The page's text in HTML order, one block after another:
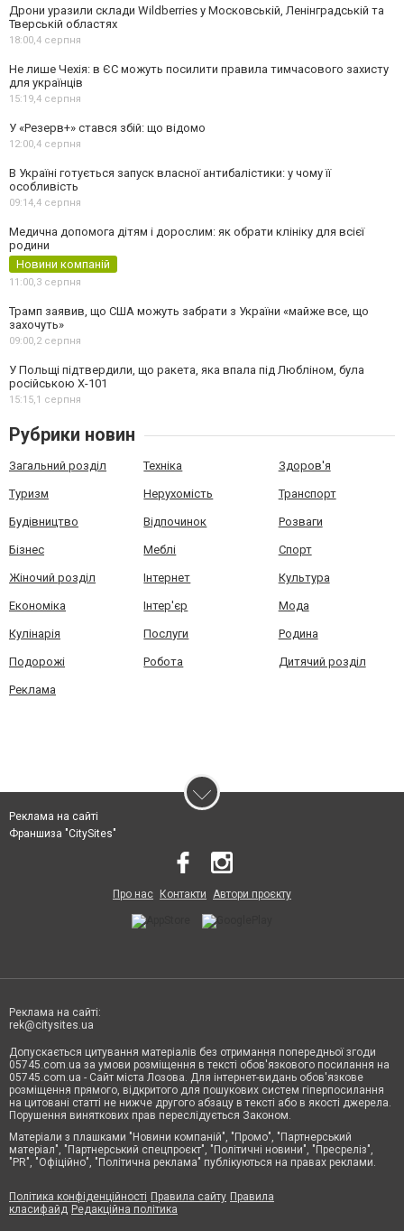
Дрони уразили склади Wildberries у Московській, Ленінградській та
Тверській областях
18:00, 4 серпня
Не лише Чехія: в ЄС можуть посилити правила тимчасового захисту
для українців
15:19, 4 серпня
У «Резерв+» стався збій: що відомо
12:00, 4 серпня
В Україні готується запуск власної антибалістики: у чому її
особливість
09:14, 4 серпня
Медична допомога дітям і дорослим: як обрати клініку для всієї
родини
Новини компаній
11:00, 3 серпня
Трамп заявив, що США можуть забрати з України «майже все, що
захочуть»
09:00, 2 серпня
У Польщі підтвердили, що ракета, яка впала під Любліном, була
російською Х-101
15:15, 1 серпня
Рубрики новин
Загальний розділ Техніка Здоров'я
Туризм Нерухомість Транспорт
Будівництво Відпочинок Розваги
Бізнес Меблі Спорт
Жіночий розділ Інтернет Культура
Економіка Інтер'єр Мода
Кулінарія Послуги Родина
Подорожі Робота Дитячий розділ
Реклама
Реклама на сайті
Франшиза "CitySites"
Про нас Контакти Автори проєкту
Реклама на сайті:
rek@citysites.ua
Допускається цитування матеріалів без отримання попередньої згоди
05745.com.ua за умови розміщення в тексті обов'язкового посилання на
05745.com.ua - Сайт міста Лозова. Для інтернет-видань обов'язкове
розміщення прямого, відкритого для пошукових систем гіперпосилання
на цитовані статті не нижче другого абзацу в тексті або в якості джерела.
Порушення виняткових прав переслідується Законом.
Матеріали з плашками "Новини компаній", "Промо", "Партнерський
матеріал", "Партнерський спецпроєкт", "Політичні новини", "Пресреліз",
"PR", "Офіційно", "Політична реклама" публікуються на правах реклами.
Політика конфіденційності Правила сайту Правила
класифайд Редакційна політика